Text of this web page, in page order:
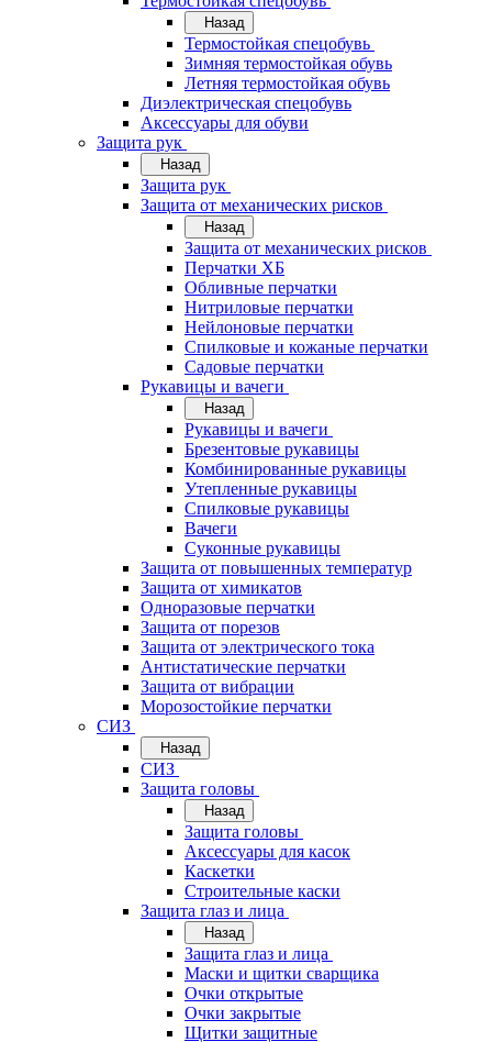
Назад
Термостойкая спецобувь
Зимняя термостойкая обувь
Летняя термостойкая обувь
Диэлектрическая спецобувь
Аксессуары для обуви
Защита рук
Назад
Защита рук
Защита от механических рисков
Назад
Защита от механических рисков
Перчатки ХБ
Обливные перчатки
Нитриловые перчатки
Нейлоновые перчатки
Спилковые и кожаные перчатки
Садовые перчатки
Рукавицы и вачеги
Назад
Рукавицы и вачеги
Брезентовые рукавицы
Комбинированные рукавицы
Утепленные рукавицы
Спилковые рукавицы
Вачеги
Суконные рукавицы
Защита от повышенных температур
Защита от химикатов
Одноразовые перчатки
Защита от порезов
Защита от электрического тока
Антистатические перчатки
Защита от вибрации
Морозостойкие перчатки
СИЗ
Назад
СИЗ
Защита головы
Назад
Защита головы
Аксессуары для касок
Каскетки
Строительные каски
Защита глаз и лица
Назад
Защита глаз и лица
Маски и щитки сварщика
Очки открытые
Очки закрытые
Щитки защитные